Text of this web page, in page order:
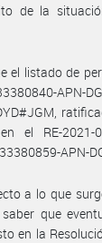
de la
el listado de
APN-
el RE-2021-
APN-
a lo que
que
en la